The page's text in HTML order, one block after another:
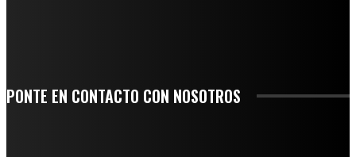
PONTE EN CONTACTO CON NOSOTROS